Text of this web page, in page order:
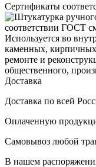
Сертификаты
соответствии ГОСТ
Используется во
каменных,
ремонте и
общественного,
Доставка
Доставка по всей
Оплаченную
Самовывоз любой
В нашем